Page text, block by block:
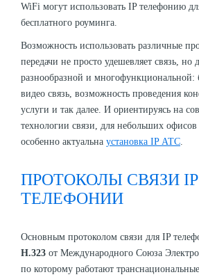
WiFi могут использовать IP телефонию
бесплатного роуминга.
Возможность использовать различные
передачи не просто удешевляет связь, но
разнообразной и многофункциональной:
видео связь, возможность проведения
услуги и так далее. И ориентируясь на
технологии связи, для небольших
особенно актуальна установка IP АТС
ПРОТОКОЛЫ СВЯЗИ IP
ТЕЛЕФОНИИ
Основным протоколом связи для IP
H.323 от Международного Союза
по которому работают